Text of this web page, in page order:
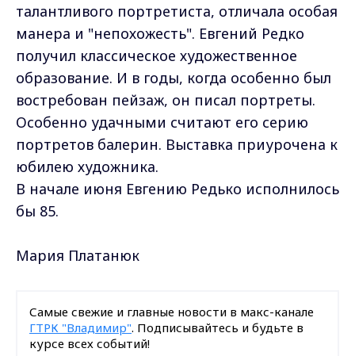
талантливого портретиста, отличала особая
манера и "непохожесть". Евгений Редко
получил классическое художественное
образование. И в годы, когда особенно был
востребован пейзаж, он писал портреты.
Особенно удачными считают его серию
портретов балерин. Выставка приурочена к
юбилею художника.
В начале июня Евгению Редько исполнилось
бы 85.
Мария Платанюк
Самые свежие и главные новости в макс-канале
ГТРК "Владимир". Подписывайтесь и будьте в
курсе всех событий!